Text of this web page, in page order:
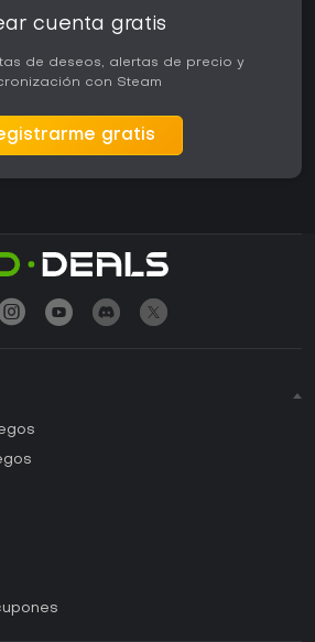
cuenta gratis
de deseos, alertas de precio y
con Steam
gratis